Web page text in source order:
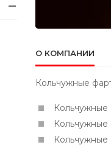
О КОМПАНИИ
Кольчужные
Кольчужные
Кольчужные
Кольчужные